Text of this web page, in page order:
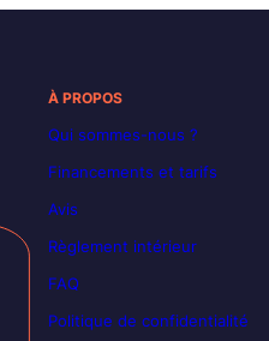
À PROPOS
Qui sommes-nous ?
Financements et tarifs
Avis
Règlement intérieur
FAQ
Politique de confidentialité